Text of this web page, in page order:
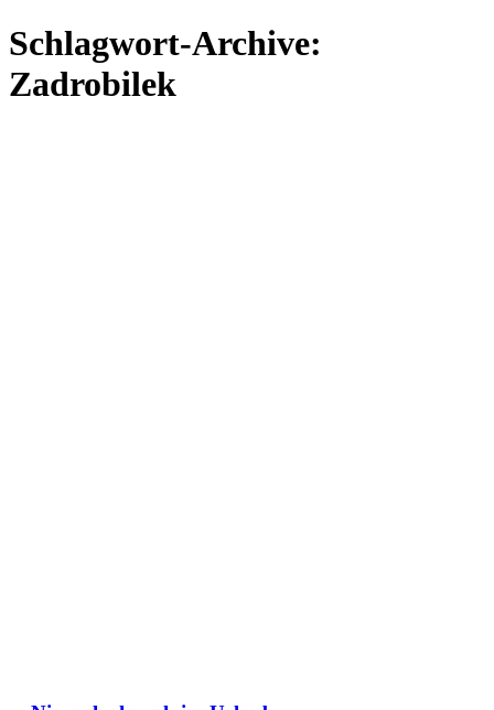
Schlagwort-Archive:
Zadrobilek